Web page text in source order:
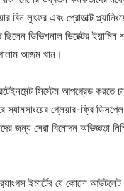
বিন লুৎফর এবং প্রোডাক্ট
ছিলেন ডিভিশনাল ডিরেক্টর
আজম খান।
সিস্টেম আপগ্রেড
স্যামসাংয়ের গ্লেয়ার-ফ্রি
জন্য সেরা বিনোদন অভিজ্ঞতা
ইমার্টের যে কোনো আউটলেট